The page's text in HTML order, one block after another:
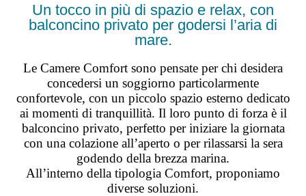
Un tocco in più di spazio e relax, con
balconcino privato per godersi l’aria di
mare.
Le Camere Comfort sono pensate per chi desidera
concedersi un soggiorno particolarmente
confortevole, con un piccolo spazio esterno dedicato
ai momenti di tranquillità. Il loro punto di forza è il
balconcino privato, perfetto per iniziare la giornata
con una colazione all’aperto o per rilassarsi la sera
godendo della brezza marina.
All’interno della tipologia Comfort, proponiamo
diverse soluzioni.